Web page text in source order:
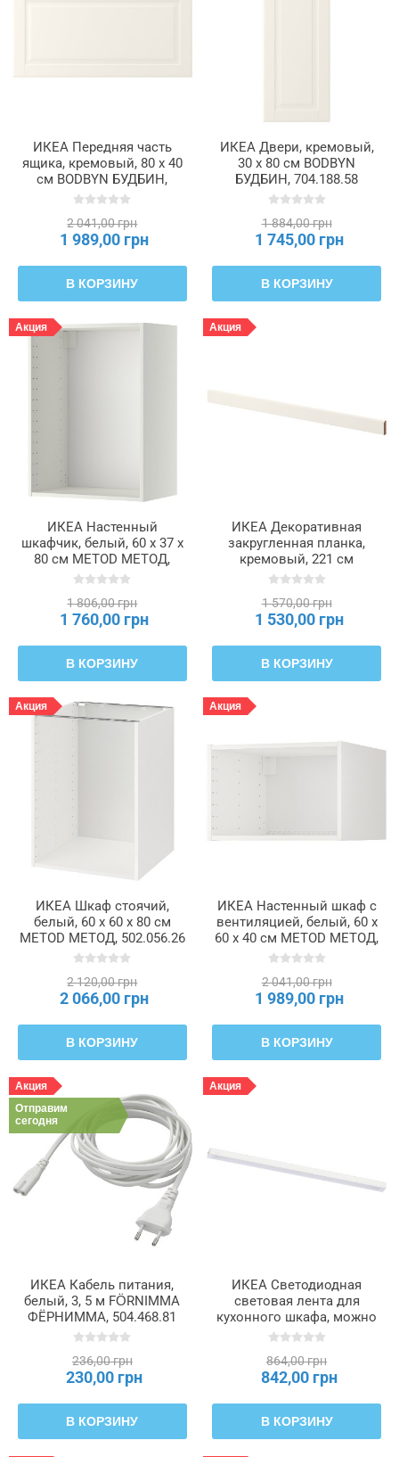
ИКЕА Передняя часть
ящика, кремовый, 80 x 40
см BODBYN БУДБИН,
002.054.93
2 041,00 грн
1 989,00 грн
В КОРЗИНУ
ИКЕА Двери, кремовый,
30 x 80 см BODBYN
БУДБИН, 704.188.58
1 884,00 грн
1 745,00 грн
В КОРЗИНУ
Акция
ИКЕА Настенный
шкафчик, белый, 60 x 37 x
80 см METOD МЕТОД,
302.055.28
1 806,00 грн
1 760,00 грн
В КОРЗИНУ
Акция
ИКЕА Декоративная
закругленная планка,
кремовый, 221 см
FÖRBÄTTRA ФОРБЭТТРА,
1 570,00 грн
1 530,00 грн
В КОРЗИНУ
Акция
ИКЕА Шкаф стоячий,
белый, 60 x 60 x 80 см
METOD МЕТОД, 502.056.26
2 120,00 грн
2 066,00 грн
В КОРЗИНУ
Акция
ИКЕА Настенный шкаф с
вентиляцией, белый, 60 x
60 x 40 см METOD МЕТОД,
402.055.37
2 041,00 грн
1 989,00 грн
В КОРЗИНУ
Акция
Отправим
сегодня
ИКЕА Кабель питания,
белый, 3, 5 м FÖRNIMMA
ФЁРНИММА, 504.468.81
236,00 грн
230,00 грн
В КОРЗИНУ
Акция
ИКЕА Светодиодная
световая лента для
кухонного шкафа, можно
затемнять белый цвет, 40
864,00 грн
842,00 грн
В КОРЗИНУ